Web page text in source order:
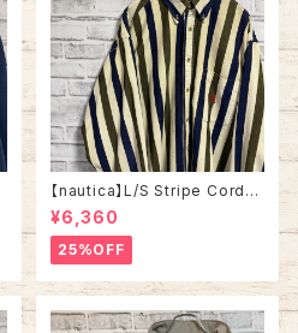
【nautica】L/S Stripe Cordur
oy Shirt L 90s ノーティカ スト
ライプ コーデュロイ シャツ ボタ
ンダウン 長袖 ワンポイントロゴ
刺繍ロゴ 旧タグ USA アメリカ
古着
¥6,360
25%OFF